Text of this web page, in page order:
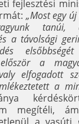
fejlesztési
„Most egy
tanúi,
a távolsági
a
elfogadott
a
megítéli,